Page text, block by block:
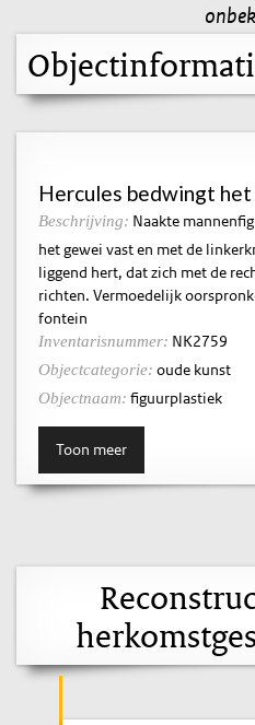
Hercules bedwingt
Beschrijving: Naakte
het gewei vast en met de
liggend hert, dat zich met de
richten. Vermoedelijk
fontein
Inventarisnummer: NK2759
Objectcategorie: oude kunst
Objectnaam: figuurplastiek
Toon meer